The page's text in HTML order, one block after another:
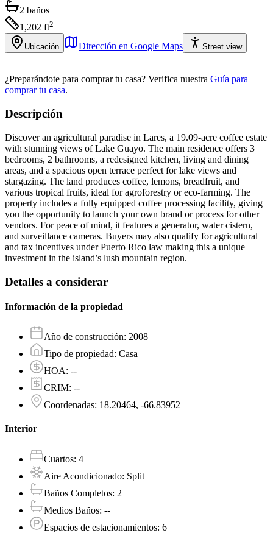
2 baños
1,202 ft2
Ubicación Dirección en Google Maps Street view
¿Preparándote para comprar tu casa? Verifica nuestra Guía para
comprar tu casa.
Descripción
Discover an agricultural paradise in Lares, a 19.09-acre coffee estate
with stunning views of Lake Guayo. The main residence offers 3
bedrooms, 2 bathrooms, a redesigned kitchen, living and dining
areas, and a spacious open terrace perfect for lake views and
stargazing. The land produces coffee, lemons, breadfruit, and
various tropical fruits, ideal for agroforestry or eco-farming. The
property includes a fully equipped coffee processing facility, giving
you the opportunity to launch your own brand or process for other
vendors. For peace of mind, it features a generator, water cistern,
and surveillance cameras. Buyers may also qualify for agricultural
and tax incentives under Puerto Rico law making this a unique
investment in the island’s lush mountain region.
Detalles a considerar
Información de la propiedad
Año de construcción: 2008
Tipo de propiedad: Casa
HOA: --
CRIM: --
Coordenadas: 18.20464, -66.83952
Interior
Cuartos: 4
Aire Acondicionado: Split
Baños Completos: 2
Medios Baños: --
Espacios de estacionamientos: 6